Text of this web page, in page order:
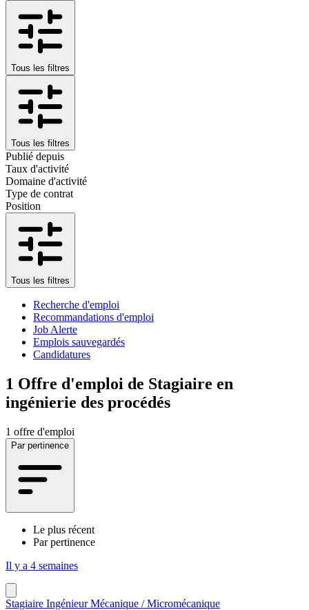
Tous les filtres
Tous les filtres
Publié depuis
Taux d'activité
Domaine d'activité
Type de contrat
Position
Tous les filtres
Recherche d'emploi
Recommandations d'emploi
Job Alerte
Emplois sauvegardés
Candidatures
1 Offre d'emploi de Stagiaire en
ingénierie des procédés
1 offre d'emploi
Par pertinence
Le plus récent
Par pertinence
Il y a 4 semaines
Stagiaire Ingénieur Mécanique / Micromécanique